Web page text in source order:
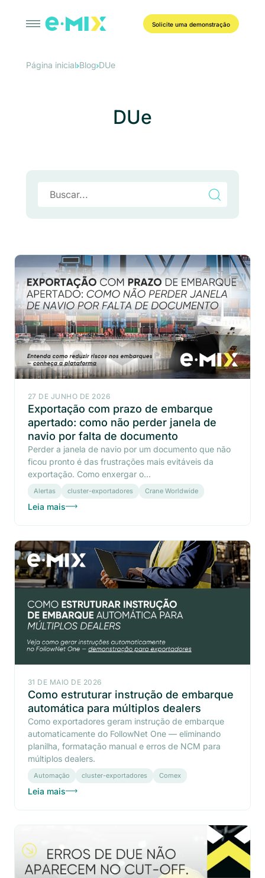
Solicite uma demonstração
Página inicial Blog DUe
DUe
27 DE JUNHO DE 2026
Exportação com prazo de embarque
apertado: como não perder janela de
navio por falta de documento
Perder a janela de navio por um documento que não
ficou pronto é das frustrações mais evitáveis da
exportação. Como enxergar o...
Alertas cluster-exportadores Crane Worldwide
Leia mais
31 DE MAIO DE 2026
Como estruturar instrução de embarque
automática para múltiplos dealers
Como exportadores geram instrução de embarque
automaticamente do FollowNet One — eliminando
planilha, formatação manual e erros de NCM para
múltiplos dealers.
Automação cluster-exportadores Comex
Leia mais